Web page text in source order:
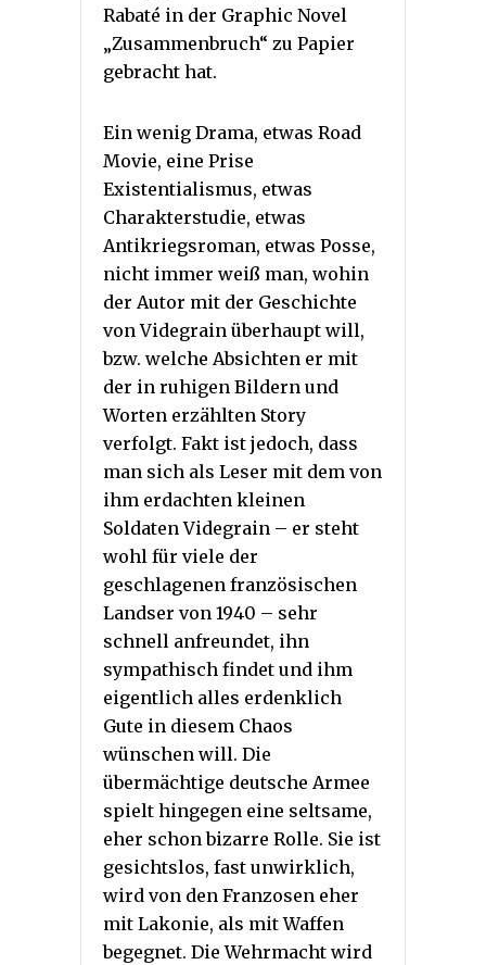
Rabaté in der Graphic Novel
„Zusammenbruch“ zu Papier
gebracht hat.
Ein wenig Drama, etwas Road
Movie, eine Prise
Existentialismus, etwas
Charakterstudie, etwas
Antikriegsroman, etwas Posse,
nicht immer weiß man, wohin
der Autor mit der Geschichte
von Videgrain überhaupt will,
bzw. welche Absichten er mit
der in ruhigen Bildern und
Worten erzählten Story
verfolgt. Fakt ist jedoch, dass
man sich als Leser mit dem von
ihm erdachten kleinen
Soldaten Videgrain – er steht
wohl für viele der
geschlagenen französischen
Landser von 1940 – sehr
schnell anfreundet, ihn
sympathisch findet und ihm
eigentlich alles erdenklich
Gute in diesem Chaos
wünschen will. Die
übermächtige deutsche Armee
spielt hingegen eine seltsame,
eher schon bizarre Rolle. Sie ist
gesichtslos, fast unwirklich,
wird von den Franzosen eher
mit Lakonie, als mit Waffen
begegnet. Die Wehrmacht wird